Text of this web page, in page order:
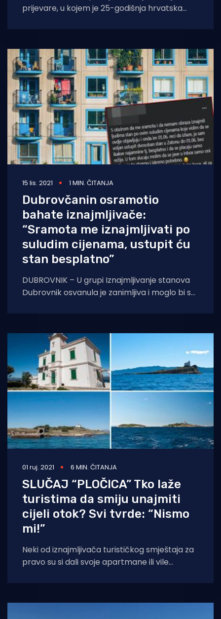
prijevare, u kojem je 25-godišnja hrvatska
Policija je
15 lis. 2021 1 MIN. ČITANJA
Dubrovčanin osramotio
bahate iznajmljivače:
“Sramota me iznajmljivati po
suludim cijenama, ustupit ću
stan besplatno”
DUBROVNIK – U grupi Iznajmljivanje stanova
Dubrovnik osvanula je zanimljiva i moglo bi se
01 ruj. 2021 6 MIN. ČITANJA
SLUČAJ “PLOČICA” Tko laže
turistima da smiju unajmiti
cijeli otok? Svi tvrde: “Nismo
mi!”
Neki od iznajmljivača turističkog smještaja za
pravo su si dali svoje apartmane ili vile